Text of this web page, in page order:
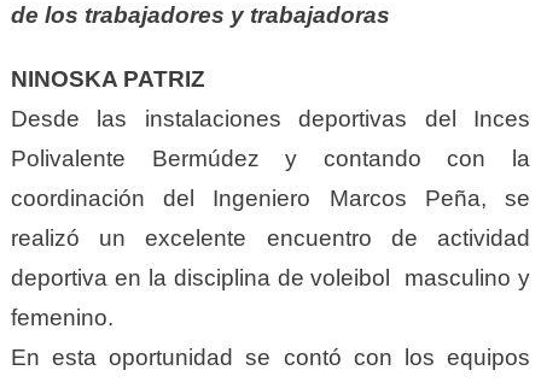
de los trabajadores y trabajadoras
NINOSKA PATRIZ
Desde las instalaciones deportivas del Inces
Polivalente Bermúdez y contando con la
coordinación del Ingeniero Marcos Peña, se
realizó un excelente encuentro de actividad
deportiva en la disciplina de voleibol masculino y
femenino.
En esta oportunidad se contó con los equipos